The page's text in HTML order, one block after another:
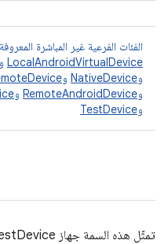
الفئات الفرعية غير المباشرة المعروفة
LocalAndroidVirtualDevice و
وNativeDevice و
وRemoteAndroidDevice و
وTestDevice
تمثّل هذه السمة جهاز ITestDevice تتم إدارة دورة حياته.